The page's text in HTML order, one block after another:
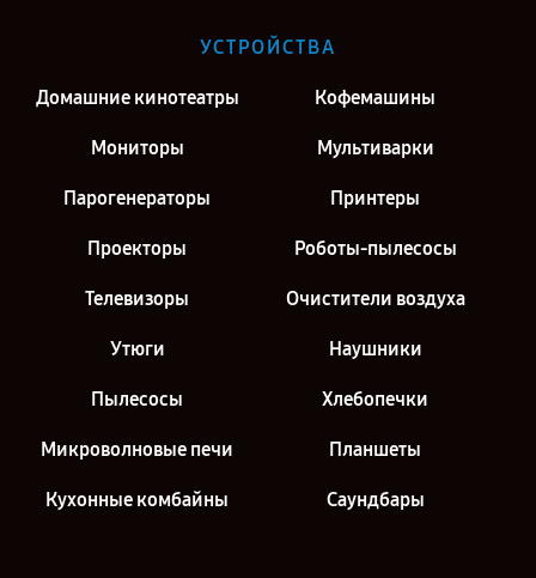
Ремонт телевизора Philips 47PfS7309/60 в г. Москва
УСТРОЙСТВА
Домашние кинотеатры Кофемашины
Мониторы Мультиварки
Парогенераторы Принтеры
Проекторы Роботы-пылесосы
Телевизоры Очистители воздуха
Утюги Наушники
Пылесосы Хлебопечки
Микроволновые печи Планшеты
Кухонные комбайны Саундбары